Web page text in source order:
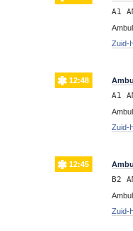
A1
Zuid-
12:48
A1
Zuid-
12:45
B2
Zuid-